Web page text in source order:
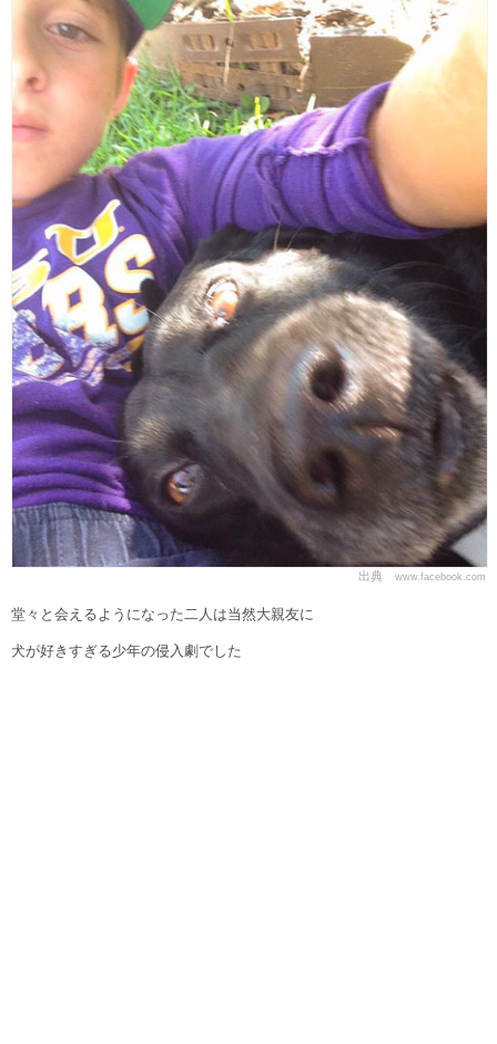
出典 www.facebook.com
堂々と会えるようになった二人は当然大親友に
犬が好きすぎる少年の侵入劇でした